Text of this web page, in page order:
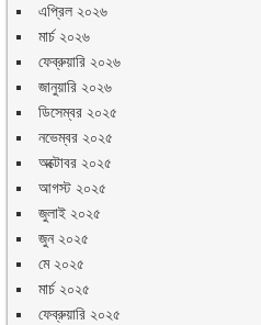
এপ্রিল ২০২৬
মার্চ ২০২৬
ফেব্রুয়ারি ২০২৬
জানুয়ারি ২০২৬
ডিসেম্বর ২০২৫
নভেম্বর ২০২৫
অক্টোবর ২০২৫
আগস্ট ২০২৫
জুলাই ২০২৫
জুন ২০২৫
মে ২০২৫
মার্চ ২০২৫
ফেব্রুয়ারি ২০২৫